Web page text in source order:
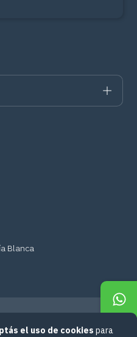
el uso de cookies para
Blanca